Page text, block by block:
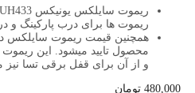
ریموت سایلکس یونیکس
ریموت ها برای درب پارکینگ
همچنین قیمت ریموت سایلکس
محصول تایید میشود.
این
و از آن برای قفل برقی تسا نیز
480,000 تومان